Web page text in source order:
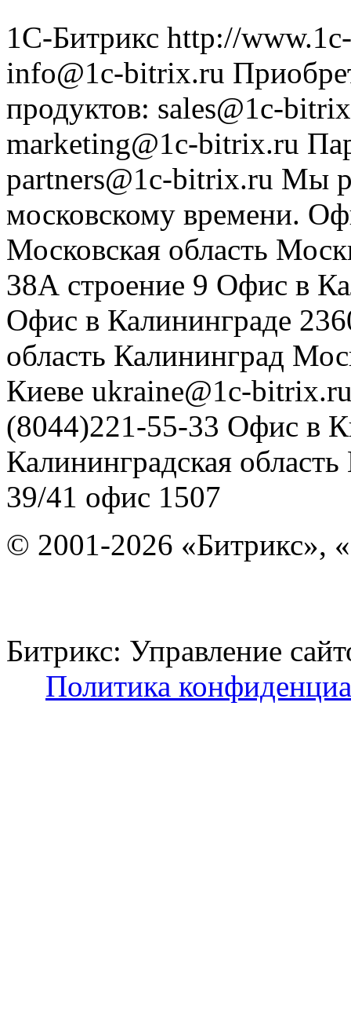
1С-Битрикс http://
info@1c-bitrix.ru
продуктов: sales@1c-
marketing@1c-bitrix.ru
partners@1c-bitrix.ru Мы
московскому времени.
Московская область
38А строение 9 Офис в
Офис в Калининграде
область Калининград
Киеве ukraine@1c-
(8044)221-55-33 Офис в
Калининградская область
39/41 офис 1507
© 2001-2026 «Битрикс»,
Битрикс: Управление
Политика